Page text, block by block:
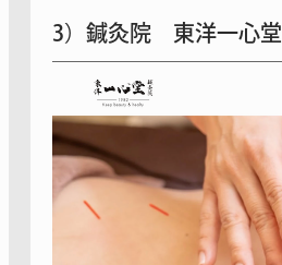
3）鍼灸院 東洋一心堂